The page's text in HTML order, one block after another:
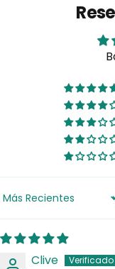
Sort by
Clive